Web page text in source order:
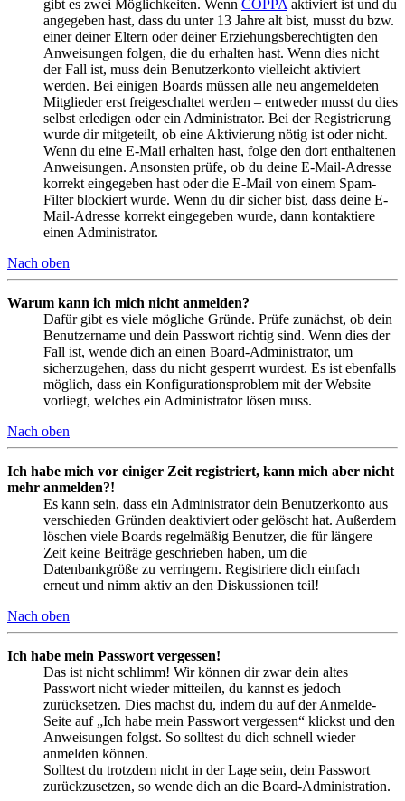
gibt es zwei Möglichkeiten. Wenn COPPA aktiviert ist und du
angegeben hast, dass du unter 13 Jahre alt bist, musst du bzw.
einer deiner Eltern oder deiner Erziehungsberechtigten den
Anweisungen folgen, die du erhalten hast. Wenn dies nicht
der Fall ist, muss dein Benutzerkonto vielleicht aktiviert
werden. Bei einigen Boards müssen alle neu angemeldeten
Mitglieder erst freigeschaltet werden – entweder musst du dies
selbst erledigen oder ein Administrator. Bei der Registrierung
wurde dir mitgeteilt, ob eine Aktivierung nötig ist oder nicht.
Wenn du eine E-Mail erhalten hast, folge den dort enthaltenen
Anweisungen. Ansonsten prüfe, ob du deine E-Mail-Adresse
korrekt eingegeben hast oder die E-Mail von einem Spam-
Filter blockiert wurde. Wenn du dir sicher bist, dass deine E-
Mail-Adresse korrekt eingegeben wurde, dann kontaktiere
einen Administrator.
Nach oben
Warum kann ich mich nicht anmelden?
Dafür gibt es viele mögliche Gründe. Prüfe zunächst, ob dein
Benutzername und dein Passwort richtig sind. Wenn dies der
Fall ist, wende dich an einen Board-Administrator, um
sicherzugehen, dass du nicht gesperrt wurdest. Es ist ebenfalls
möglich, dass ein Konfigurationsproblem mit der Website
vorliegt, welches ein Administrator lösen muss.
Nach oben
Ich habe mich vor einiger Zeit registriert, kann mich aber nicht
mehr anmelden?!
Es kann sein, dass ein Administrator dein Benutzerkonto aus
verschieden Gründen deaktiviert oder gelöscht hat. Außerdem
löschen viele Boards regelmäßig Benutzer, die für längere
Zeit keine Beiträge geschrieben haben, um die
Datenbankgröße zu verringern. Registriere dich einfach
erneut und nimm aktiv an den Diskussionen teil!
Nach oben
Ich habe mein Passwort vergessen!
Das ist nicht schlimm! Wir können dir zwar dein altes
Passwort nicht wieder mitteilen, du kannst es jedoch
zurücksetzen. Dies machst du, indem du auf der Anmelde-
Seite auf „Ich habe mein Passwort vergessen“ klickst und den
Anweisungen folgst. So solltest du dich schnell wieder
anmelden können.
Solltest du trotzdem nicht in der Lage sein, dein Passwort
zurückzusetzen, so wende dich an die Board-Administration.